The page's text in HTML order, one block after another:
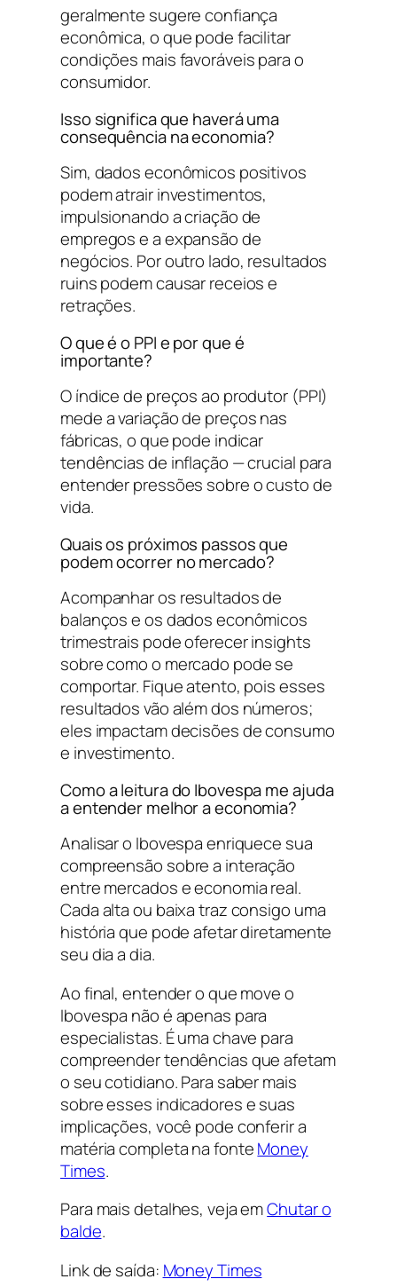
geralmente sugere confiança
econômica, o que pode facilitar
condições mais favoráveis para o
consumidor.
Isso significa que haverá uma
consequência na economia?
Sim, dados econômicos positivos
podem atrair investimentos,
impulsionando a criação de
empregos e a expansão de
negócios. Por outro lado, resultados
ruins podem causar receios e
retrações.
O que é o PPI e por que é
importante?
O índice de preços ao produtor (PPI)
mede a variação de preços nas
fábricas, o que pode indicar
tendências de inflação — crucial para
entender pressões sobre o custo de
vida.
Quais os próximos passos que
podem ocorrer no mercado?
Acompanhar os resultados de
balanços e os dados econômicos
trimestrais pode oferecer insights
sobre como o mercado pode se
comportar. Fique atento, pois esses
resultados vão além dos números;
eles impactam decisões de consumo
e investimento.
Como a leitura do Ibovespa me ajuda
a entender melhor a economia?
Analisar o Ibovespa enriquece sua
compreensão sobre a interação
entre mercados e economia real.
Cada alta ou baixa traz consigo uma
história que pode afetar diretamente
seu dia a dia.
Ao final, entender o que move o
Ibovespa não é apenas para
especialistas. É uma chave para
compreender tendências que afetam
o seu cotidiano. Para saber mais
sobre esses indicadores e suas
implicações, você pode conferir a
matéria completa na fonteMoney
Times.
Para mais detalhes, veja emChutar o
balde.
Link de saída: Money Times